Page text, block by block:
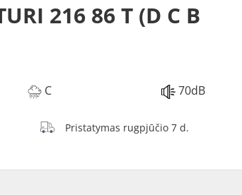
216 86 T (D C B
C 70dB
Pristatymas rugpjūčio 7 d.